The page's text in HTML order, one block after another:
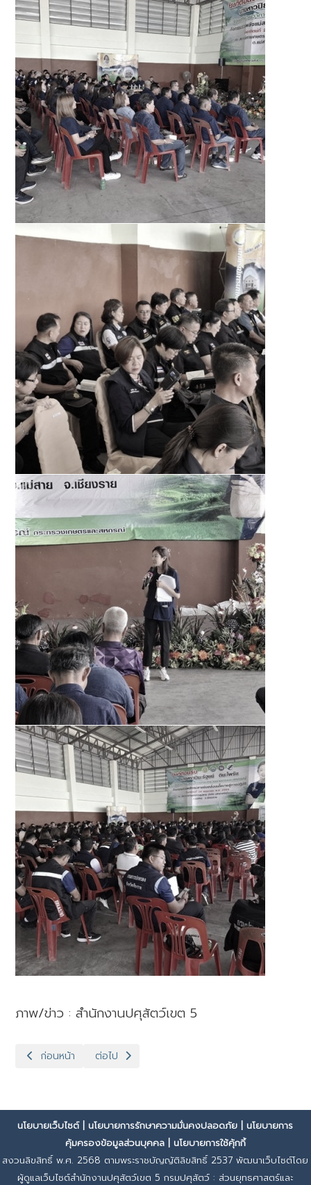
ภาพ/ข่าว : สำนักงานปศุสัตว์เขต 5
เนื้อหาก่อนหน้า: ปศุสัตว์เขต 5 ลงพื้นที่พร้อมรองอธิบดีกรมปศุสัตว์ ติ
ก่อนหน้า เนื้อหาถัดไป: ปศุสัตว์เขต 5 ติดตามคณะ “รมช.ปิยะรั
ต่อไป
นโยบายเว็บไซต์| นโยบายการรักษาความมั่นคงปลอดภัย
นโยบายการ
คุ้มครองข้อมูลส่วนบุคคล| นโยบายการใช้คุ้กกี้
สงวนลิขสิทธิ์ พ.ศ. 2568 ตามพระราชบัญญัติลิขสิทธิ์ 2537 พัฒนาเว็บไซต์โดย
ผู้ดูแลเว็บไซต์สำนักงานปศุสัตว์เขต 5 กรมปศุสัตว์ : ส่วนยุทธศาสตร์และ